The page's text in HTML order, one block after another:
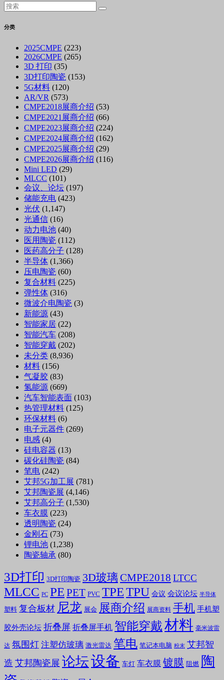
分类
2025CMPE (223)
2026CMPE (265)
3D 打印 (35)
3D打印陶瓷 (153)
5G材料 (120)
AR/VR (573)
CMPE2018展商介绍 (53)
CMPE2021展商介绍 (66)
CMPE2023展商介绍 (224)
CMPE2024展商介绍 (162)
CMPE2025展商介绍 (29)
CMPE2026展商介绍 (116)
Mini LED (29)
MLCC (101)
会议、论坛 (197)
储能充电 (423)
光伏 (1,147)
光通信 (16)
动力电池 (40)
医用陶瓷 (112)
医药高分子 (128)
半导体 (1,366)
压电陶瓷 (60)
复合材料 (225)
弹性体 (316)
微波介电陶瓷 (3)
新能源 (43)
智能家居 (22)
智能汽车 (208)
智能穿戴 (202)
未分类 (8,936)
材料 (156)
气凝胶 (83)
氢能源 (669)
汽车智能表面 (103)
热管理材料 (125)
环保材料 (6)
电子元器件 (269)
电感 (4)
硅电容器 (13)
碳化硅陶瓷 (84)
笔电 (242)
艾邦5G加工展 (781)
艾邦陶瓷展 (4,146)
艾邦高分子 (1,530)
车衣膜 (223)
透明陶瓷 (24)
金刚石 (73)
锂电池 (1,238)
陶瓷轴承 (80)
3D打印 3D打印陶瓷 3D玻璃 CMPE2018 LTCC
MLCC PC PE PET PVC TPETPU 会议 会议论坛 半导体
塑料 复合板材 尼龙 展会 展商介绍 展商资料 手机 手机塑
胶外壳论坛 折叠屏 折叠屏手机 智能穿戴材料 毫米波雷
达 氛围灯 注塑仿玻璃 激光雷达 笔电 笔记本电脑 粉末 艾邦智
造 艾邦陶瓷展 论坛设备 车灯 车衣膜 镀膜 阻燃 陶